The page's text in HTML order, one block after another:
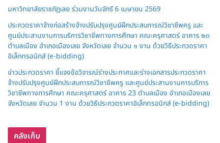
มหาวิทยาลัยราชภัฏเลย ร่วมงานวันจักรี 6 เมษายน 2569
ประกวดราคาจ้างก่อสร้างจ้างปรับปรุงศูนย์ฝึกประสบการณ์วิชาชีพครู และ
ศูนย์ประสานงานการบริการวิชาชีพทางการศึกษา คณะครุศาสตร์ อาคาร ๒๓
ตำบลเมือง อำเภอเมืองเลย จังหวัดเลย จำนวน ๑ งาน ด้วยวิธีประกวดราคา
อิเล็กทรอนิกส์ (e-bidding)
ข่าวประกวดราคา ชี้แจงข้อวิจารณ์ร่างประกาศและร่างเอกสารประกวดราคา
จ้างปรับปรุงศูนย์ฝึกประสบการณ์วิชาชีพครู และศูนย์ประสานงานการบริการ
วิชาชีพทางการศึกษา คณะครุศาสตร์ อาคาร 23 ตำบลเมือง อำเภอเมืองเลย
จังหวัดเลย จำนวน 1 งาน ด้วยวิธีประกวดราคาอิเล็กทรอนิกส์ (e-bidding)
คลังเก็บ